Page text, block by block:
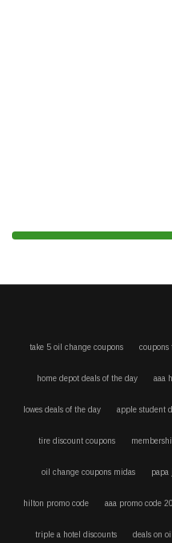
take 5 oil change coupons coupons
home depot deals of the day aaa
lowes deals of the day apple student
tire discount coupons
oil change coupons midas papa
hilton promo code aaa promo code
triple a hotel discounts deals on